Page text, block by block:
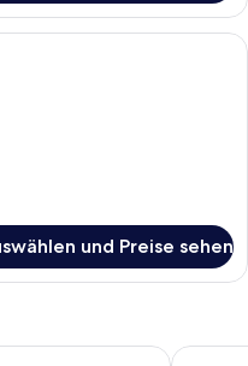
Schreibtisch,
und Preise sehen